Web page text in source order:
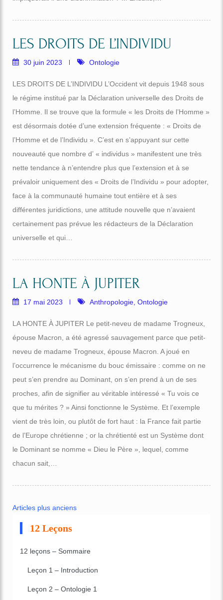
LES DROITS DE L’INDIVIDU
30 juin 2023 Ontologie
LES DROITS DE L’INDIVIDU L’Occident vit depuis 1948 sous
le régime institué par la Déclaration universelle des Droits de
l’Homme. Il se trouve que la formule « les Droits de l’Homme »
est désormais dotée d’une extension fréquente : « Droits de
l’Homme et de l’Individu ». C’est en s’appuyant sur cette
nouveauté que nombre d’ « individus » manifestent une très
nette tendance à n’entendre plus que l’extension et à se
prévaloir uniquement des « Droits de l’Individu » pour adopter,
face à la communauté humaine tout entière et à ses
différentes juridictions, une attitude nouvelle que n’avaient
certainement pas prévue les rédacteurs de la Déclaration
universelle et qui…
LA HONTE À JUPITER
17 mai 2023 Anthropologie Ontologie
LA HONTE À JUPITER Le petit-neveu de madame Trogneux,
épouse Macron, a été agressé sauvagement parce que petit-
neveu de madame Trogneux, épouse Macron. A joué en
l’occurrence le mécanisme du bouc émissaire : comme on ne
peut s’en prendre au Dominant, on s’en prend à un de ses
proches, afin de signifier au véritable intéressé « Tu vois ce
que tu mérites ? » Ainsi fonctionne le Système. Et l’exemple
vient de très loin, ou plutôt de fort haut : la France fait partie
de l’Europe chrétienne ; or la chrétienté est un Système dont
le Dominant se nomme « Dieu le Père », lequel, comme
chacun sait,…
Articles plus anciens
12 Leçons
12 leçons – Sommaire
Leçon 1 – Introduction
Leçon 2 – Ontologie 1